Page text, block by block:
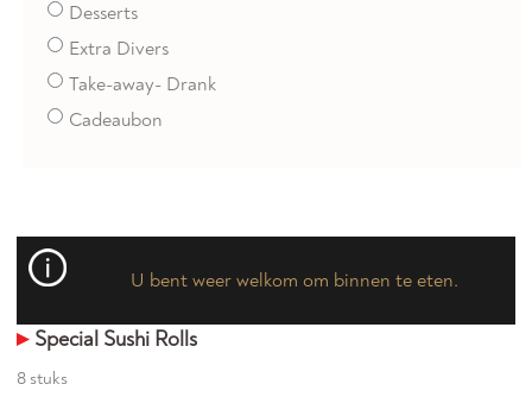
Desserts
Extra Divers
Take-away- Drank
Cadeaubon
U bent weer welkom om binnen te eten.
Special Sushi Rolls
8 stuks